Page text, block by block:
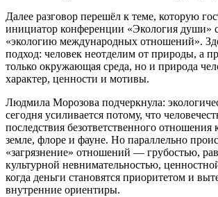
Далее разговор перешёл к теме, которую
инициатор конференции «Экология души»
«экологию международных отношений».
подход: человек неотделим от природы, а
только окружающая среда, но и природа
характер, ценности и мотивы.
Людмила Морозова подчеркнула:
сегодня усиливается потому, что
последствия безответственного
земле, флоре и фауне. Но параллельно
«загрязнение» отношений — грубостью,
культурной невнимательностью,
когда деньги становятся приоритетом и
внутренние ориентиры.